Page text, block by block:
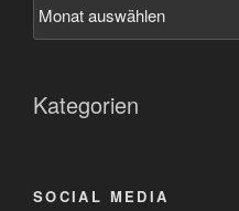
Kategorien
SOCIAL MEDIA